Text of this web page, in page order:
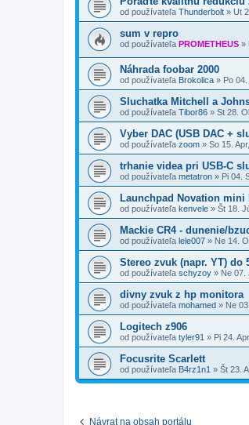
od používateľa Thunderbolt » Ut
sum v repro
od používateľa PROMETHEUS »
Náhrada foobar 2000
od používateľa Brokolica » Po
Sluchatka Mitchell a
od používateľa Tibor86 » St 28.
Vyber DAC (USB DAC +
od používateľa zoom » So 15.
trhanie videa pri USB-C
od používateľa metatron » Pi 04.
Launchpad Novation mini
od používateľa kenvele » Št 18.
Mackie CR4 - dunenie/
od používateľa lele007 » Ne 14.
Stereo zvuk (napr. YT) do
od používateľa schyzoy » Ne 07.
divny zvuk z hp monitora
od používateľa mohamed » Ne
Logitech z906
od používateľa tyler91 » Pi 24.
Focusrite Scarlett
od používateľa B4rz1n1 » Št 23.
Návrat na obsah portálu